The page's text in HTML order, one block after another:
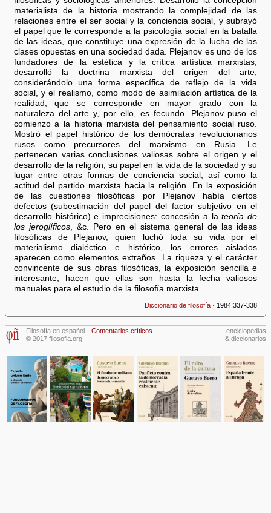
materialista de la historia mostrando la complejidad de las
relaciones entre el ser social y la conciencia social, y subrayó
el papel que le corresponde a la psicología social en la batalla
de las ideas, que constituye una expresión de la lucha de las
clases opuestas en una sociedad dada. Plejanov es uno de los
fundadores de la estética y la crítica artística marxistas;
desarrolló la doctrina marxista del origen del arte,
considerándolo una forma específica de reflejo de la vida
social, y el realismo, como modo de asimilación artística de la
realidad, que se corresponde en mayor grado con la
naturaleza del arte y, por ello, es fecundo. Plejanov puso el
comienzo a la historia marxista del pensamiento social ruso.
Mostró el papel histórico de los demócratas revolucionarios
rusos como precursores del marxismo en Rusia. Le
pertenecen varias conclusiones valiosas sobre el origen y el
desarrollo de la religión, su papel en la vida de la sociedad y su
lugar entre otras formas de conciencia social, así como la
actitud del partido marxista hacia la religión. En la exposición
de las cuestiones filosóficas por Plejanov había ciertos
defectos (subestimación del papel del factor subjetivo en el
desarrollo histórico) e imprecisiones: concesión a lateoría de
los jeroglíficos, &c. Pero en el sistema general de las ideas
filosóficas de Plejanov, quien luchó toda su vida por el
materialismo dialéctico e histórico, los errores aislados
aparecen como elementos extraños. La riqueza y el carácter
convincente de sus obras filosóficas, la exposición sencilla e
interesante, hacen que ellas son hasta la fecha valiosos
manuales para el estudio de la filosofía marxista.
Diccionario de filosofía · 1984:337-338
Filosofía en español
© 2017 filosofia.org
Comentarios críticos
enciclopedias
& diccionarios